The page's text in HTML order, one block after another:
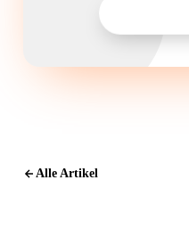
Alle Artikel